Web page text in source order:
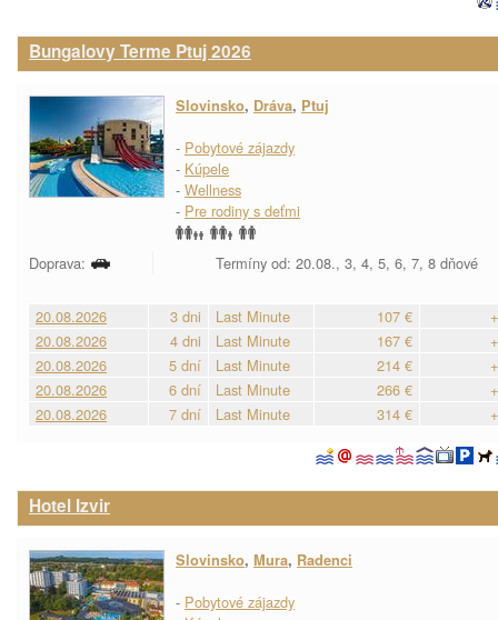
Bungalovy Terme Ptuj 2026
Slovinsko, Dráva, Ptuj
- Pobytové zájazdy
- Kúpele
- Wellness
- Pre rodiny s deťmi
Doprava: Termíny od: 20.08., 3, 4, 5, 6, 7, 8 dňové
20.08.2026 3 dni Last Minute 107 €
20.08.2026
4 dni Last Minute 167 €
20.08.2026
5 dní Last Minute 214 €
20.08.2026
6 dní Last Minute 266 €
20.08.2026
7 dní Last Minute 314 €
Hotel Izvir
Slovinsko, Mura, Radenci
- Pobytové zájazdy